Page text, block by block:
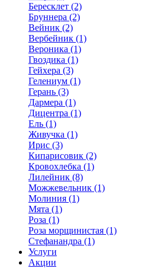
Бересклет (2)
Бруннера (2)
Вейник (2)
Вербейник (1)
Вероника (1)
Гвоздика (1)
Гейхера (3)
Гелениум (1)
Герань (3)
Дармера (1)
Дицентра (1)
Ель (1)
Живучка (1)
Ирис (3)
Кипарисовик (2)
Кровохлебка (1)
Лилейник (8)
Можжевельник (1)
Молиния (1)
Мята (1)
Роза (1)
Роза морщинистая (1)
Стефанандра (1)
Услуги
Акции